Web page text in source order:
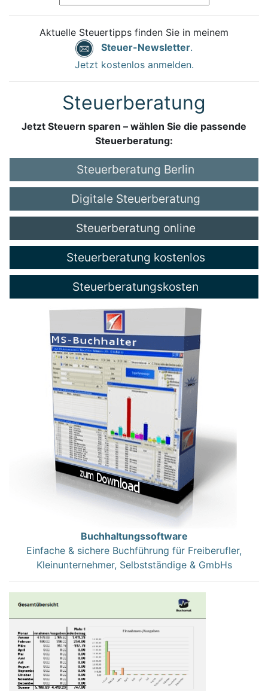
Aktuelle Steuertipps finden Sie in meinem
Steuer-Newsletter.
Jetzt kostenlos anmelden.
Steuerberatung
Jetzt Steuern sparen – wählen Sie die passende
Steuerberatung:
Steuerberatung Berlin
Digitale Steuerberatung
Steuerberatung online
Steuerberatung kostenlos
Steuerberatungskosten
Buchhaltungssoftware
Einfache & sichere Buchführung für Freiberufler,
Kleinunternehmer, Selbstständige & GmbHs